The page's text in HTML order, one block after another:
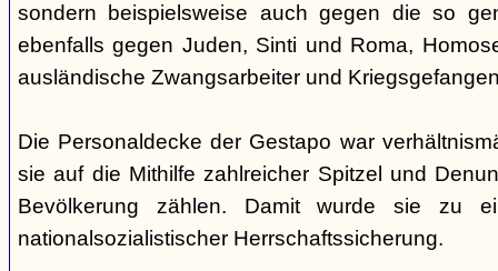
sondern beispielsweise auch gegen die so
ebenfalls gegen Juden, Sinti und Roma,
ausländische Zwangsarbeiter und
Die Personaldecke der Gestapo war
sie auf die Mithilfe zahlreicher Spitzel und
Bevölkerung zählen. Damit wurde sie zu
nationalsozialistischer Herrschaftssicherung.